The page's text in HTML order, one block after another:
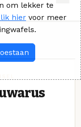
om lekker te
hier voor meer